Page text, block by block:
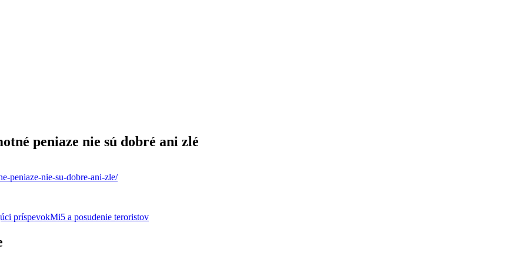
peniaze nie sú dobré ani zlé
peniaze-nie-su-dobre-ani-zle/
príspevokMi5 a posudenie teroristov